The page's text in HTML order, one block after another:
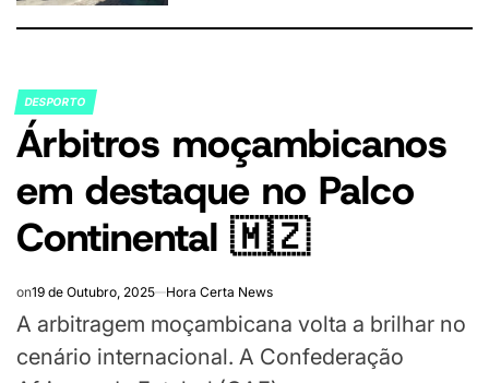
POSTED
IN
DESPORTO
Árbitros moçambicanos
em destaque no Palco
Continental 🇲🇿
on19 de Outubro, 2025 Hora Certa News
A arbitragem moçambicana volta a brilhar no
cenário internacional. A Confederação